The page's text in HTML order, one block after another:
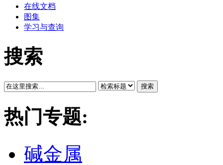
在线文档
图集
学习与查询
搜索
搜索
热门专题:
碱金属